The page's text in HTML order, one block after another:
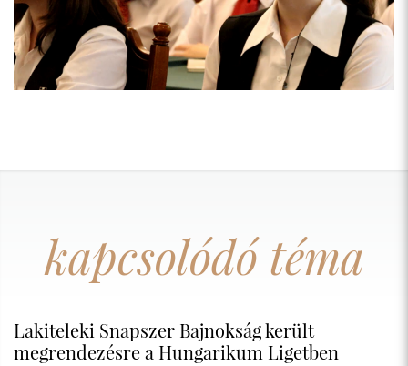
kapcsolódó téma
Lakiteleki Snapszer Bajnokság került
megrendezésre a Hungarikum Ligetben